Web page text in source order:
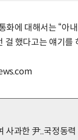
화에 대해서는 “아
걸 했다고는 얘기
사과한 尹..국정동